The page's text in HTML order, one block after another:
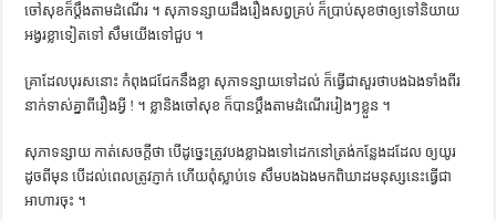
ចៅ​សុខ​ក៏​ប្ដឹង​តាម​ដំណើរ ។ សុភា​ទន្សាយ​ដឹង​រឿង​សព្វគ្រប់​ ក៏​ប្រាប់​សុខ​ថា​ឲ្យ​ទៅ​និយាយ​
អង្វរ​ខ្លា​ទៀត​ទៅ​ សឹម​យើង​ទៅ​ជួប ។
គ្រា​ដែល​បុរស​នោះ​ កំពុង​ជជែក​នឹង​ខ្លា​ សុភាទន្សាយ​ទៅ​ដល់​ ក៏​ធ្វើ​ជា​សួរ​ថា​បង​ឯង​ទាំងពីរ​
នាក់​ទាស់​គ្នា​ពី​រឿង​អ្វី ! ។ ខ្លា​និង​ចៅ​សុខ​ ក៏​បាន​ប្ដឹង​តាម​ដំណើរ​រៀងៗ​ខ្លួន ។
សុភាទន្សាយ​ កាត់​សេចក្ដី​ថា​ បើ​ដូច្នេះ​ត្រូវ​បង​ខ្លា​ឯង​ទៅ​ដេក​នៅ​ត្រង់​កន្លែង​ដដែល​ ឲ្យ​យូរ​
ដូច​ពី​មុន​ បើ​ដល់​ពេល​ត្រូវ​ភ្ញាក់​ ហើយ​ពុំ​ស្លាប់​ទេ​ សឹម​បង​ឯង​មក​ពិឃាដ​មនុស្ស​នេះ​​ធ្វើ​ជា​
អាហារ​ចុះ ។